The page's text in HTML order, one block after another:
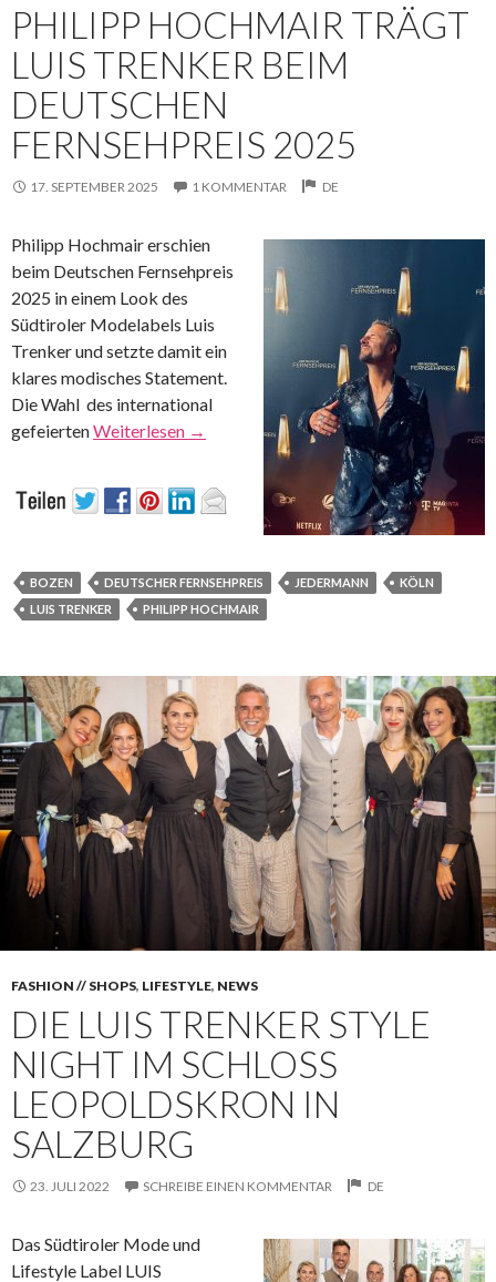
PHILIPP HOCHMAIR TRÄGT
LUIS TRENKER BEIM
DEUTSCHEN
FERNSEHPREIS 2025
17. SEPTEMBER 2025 1 KOMMENTAR DE
Philipp Hochmair erschien
beim Deutschen Fernsehpreis
2025 in einem Look des
Südtiroler Modelabels Luis
Trenker und setzte damit ein
klares modisches Statement.
Die Wahl des international
gefeiertenWeiterlesen →
BOZEN DEUTSCHER FERNSEHPREIS JEDERMANN
KÖLN
LUIS TRENKER
PHILIPP HOCHMAIR
FASHION // SHOPS, LIFESTYLE, NEWS
DIE LUIS TRENKER STYLE
NIGHT IM SCHLOSS
LEOPOLDSKRON IN
SALZBURG
23. JULI 2022 SCHREIBE EINEN KOMMENTAR DE
Das Südtiroler Mode und
Lifestyle Label LUIS